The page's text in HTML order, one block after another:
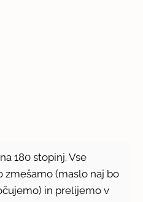
180 stopinj. Vse
zmešamo (maslo naj bo
in prelijemo v